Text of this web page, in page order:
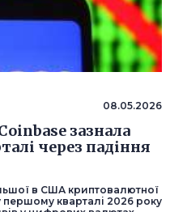
08.05.2026
зазнала
через падіння
в США криптовалютної
першому кварталі 2026 року